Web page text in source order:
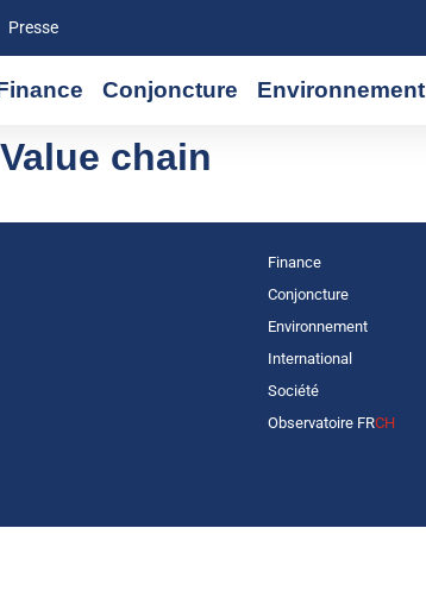
Presse
Conjoncture Environnement
Value chain
Finance
Conjoncture
Environnement
International
Société
Observatoire FRCH